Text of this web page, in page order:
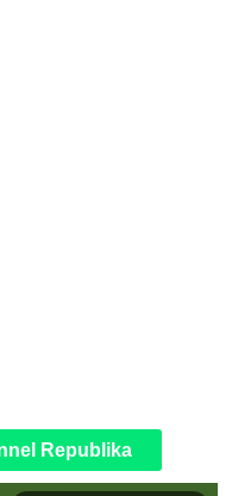
Republika